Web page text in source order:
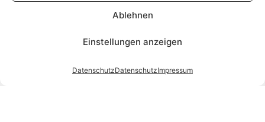
Ablehnen
Einstellungen anzeigen
DatenschutzDatenschutzImpressum